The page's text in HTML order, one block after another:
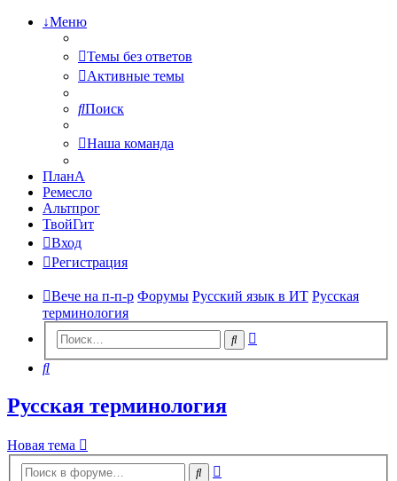
↓Меню
Темы без ответов
Активные темы
Поиск
Наша команда
ПланА
Ремесло
Альтпрог
ТвойГит
Вход
Регистрация
Вече на п-п-р Форумы Русский язык в ИТ Русская
терминология
Поиск
Поиск
Русская терминология
Новая тема
Поиск